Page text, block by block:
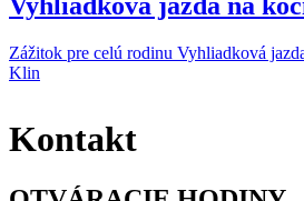
Vyhliadková jazda na
Zážitok pre celú rodinu Vyhliadková
Klin
Kontakt